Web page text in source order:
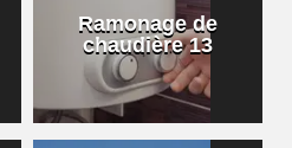
Ramonage de
chaudière 13